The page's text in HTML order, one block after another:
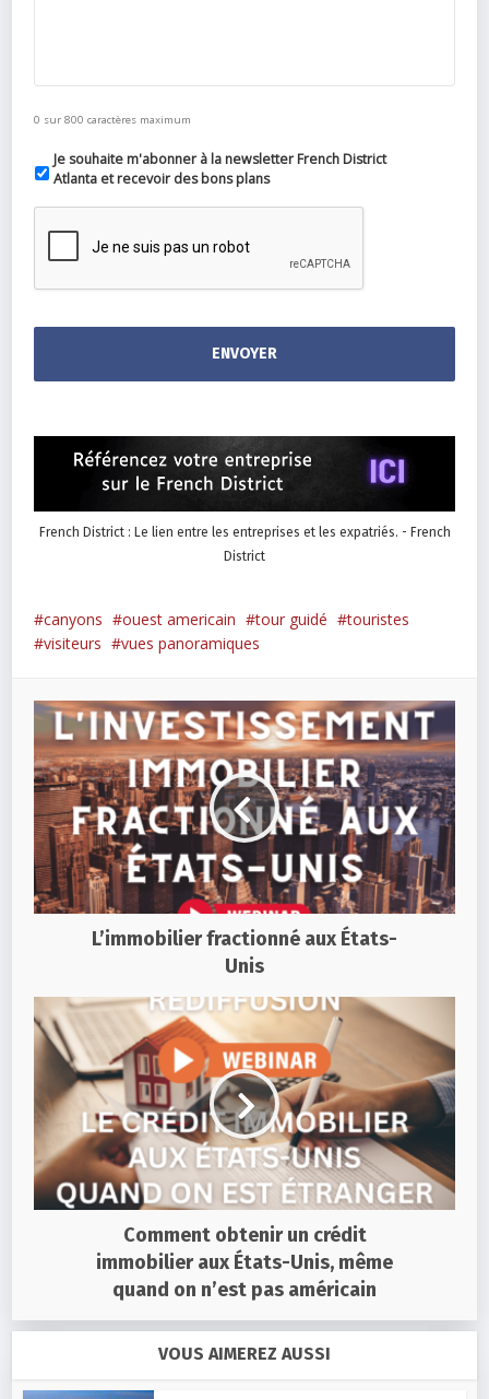
0 sur 800 caractères maximum
Je souhaite m'abonner à la newsletter French District
Atlanta et recevoir des bons plans
French District : Le lien entre les entreprises et les expatriés. - French
District
canyons ouest americain tour guidé
touristes
visiteurs
vues panoramiques
L’immobilier fractionné aux États-
Unis
Comment obtenir un crédit
immobilier aux États-Unis, même
quand on n’est pas américain
VOUS AIMEREZ AUSSI